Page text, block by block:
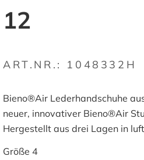
12
ART.NR.: 1048332H
Bieno®Air Lederhandschuhe
neuer, innovativer Bieno®Air
Hergestellt aus drei Lagen in
Größe 4